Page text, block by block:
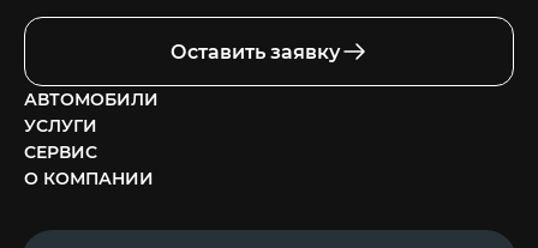
Оставить заявку
АВТОМОБИЛИ
УСЛУГИ
СЕРВИС
О КОМПАНИИ